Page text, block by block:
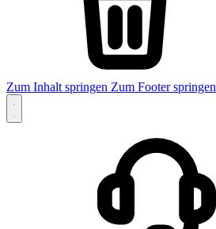
Zum Inhalt springen Zum Footer springen